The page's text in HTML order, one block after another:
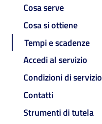
Cosa serve
Cosa si ottiene
Tempi e scadenze
Accedi al servizio
Condizioni di servizio
Contatti
Strumenti di tutela